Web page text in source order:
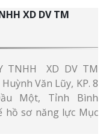
XD DV TM
TNHH XD DV TM
Văn Lũy, KP. 8
Một, Tỉnh Bình
hồ sơ năng lực Mục